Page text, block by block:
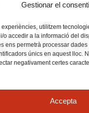
Gestionar el
experiències, utilitzem
o accedir a la informació del
ens permetrà processar
únics en aquest lloc.
negativament certes
Accepta